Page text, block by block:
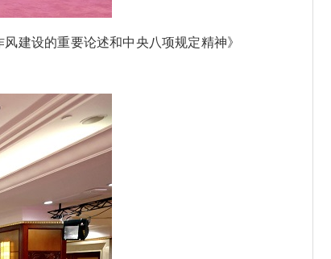
建设的重要论述和中央八项规定精神》